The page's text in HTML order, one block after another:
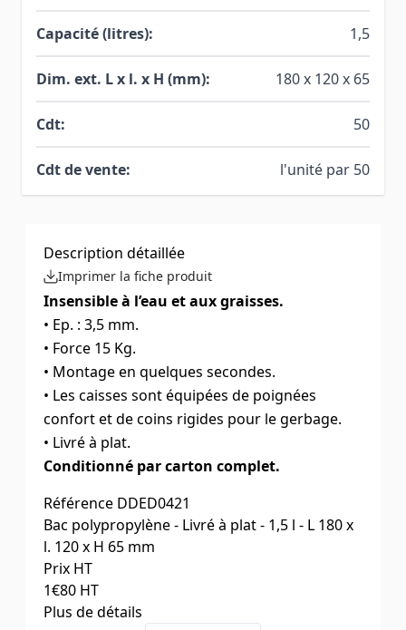
Capacité (litres): 1,5
Dim. ext. L x l. x H (mm): 180 x 120 x 65
Cdt: 50
Cdt de vente: l'unité par 50
Description détaillée
Imprimer la fiche produit
Insensible à l’eau et aux graisses.
• Ep. : 3,5 mm.
• Force 15 Kg.
• Montage en quelques secondes.
• Les caisses sont équipées de poignées
confort et de coins rigides pour le gerbage.
• Livré à plat.
Conditionné par carton complet.
Référence DDED0421
Bac polypropylène - Livré à plat - 1,5 l - L 180 x
l. 120 x H 65 mm
Prix HT
1€80 HT
Plus de détails